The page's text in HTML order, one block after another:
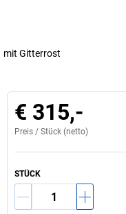
mit Gitterrost
€ 315,-
Preis / Stück (netto)
STÜCK